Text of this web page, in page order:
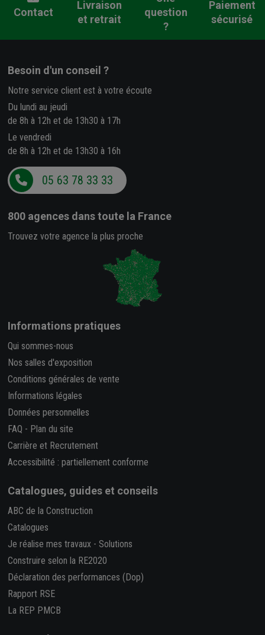
Contact
Livraison
et retrait
question
?
Paiement
sécurisé
Besoin d'un conseil ?
Notre service client est à votre écoute
Du lundi au jeudi
de 8h à 12h et de 13h30 à 17h
Le vendredi
de 8h à 12h et de 13h30 à 16h
05 63 78 33 33
800 agences dans toute la France
Trouvez votre agence la plus proche
Informations pratiques
Qui sommes-nous
Nos salles d'exposition
Conditions générales de vente
Informations légales
Données personnelles
FAQ - Plan du site
Carrière et Recrutement
Accessibilité : partiellement conforme
Catalogues, guides et conseils
ABC de la Construction
Catalogues
Je réalise mes travaux - Solutions
Construire selon la RE2020
Déclaration des performances (Dop)
Rapport RSE
La REP PMCB